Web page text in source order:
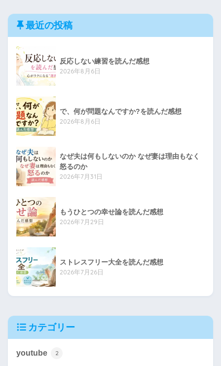
最近の投稿
反応しない練習を読んだ感想
2026年8月6日
で、何が問題なんですか?を読んだ感想
2026年8月6日
なぜ夫は何もしないのか なぜ妻は理由もなく
怒るのか
2026年7月31日
もうひとつの幸せ論を読んだ感想
2026年7月29日
ストレスフリー大全を読んだ感想
2026年7月26日
カテゴリー
youtube 2